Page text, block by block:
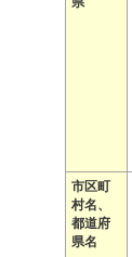
市区町
村名、
都道府
県名